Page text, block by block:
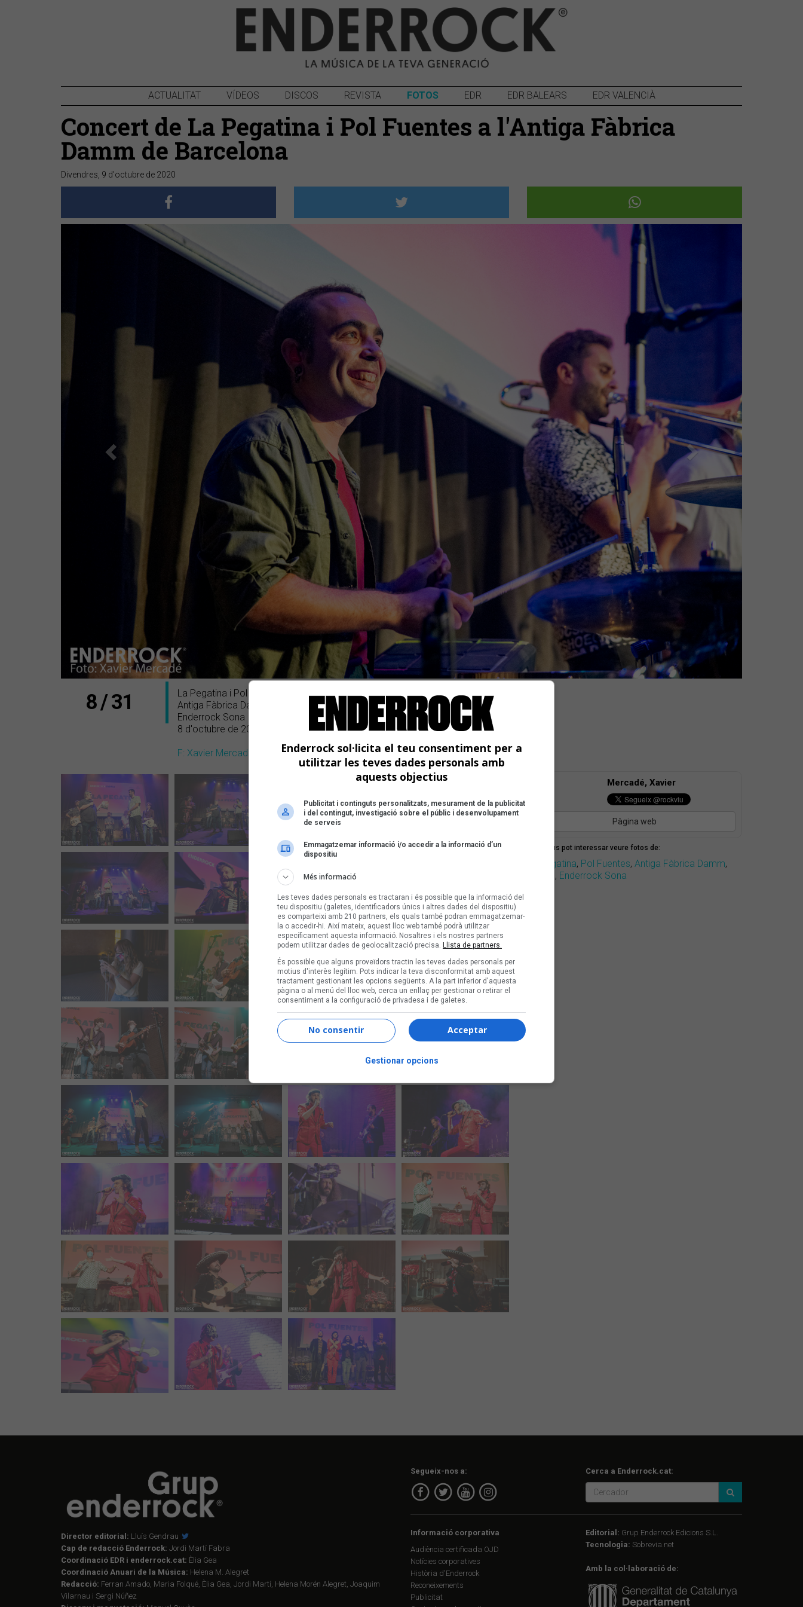
ACTUALITAT VÍDEOS DISCOS REVISTA FOTOS EDR EDR BALEARS EDR VALENCIÀ
Concert de La Pegatina i Pol Fuentes a l'Antiga Fàbrica
Damm de Barcelona
Divendres, 9 d'octubre de 2020
Anterior
8 / 31
La Pegatina i Pol Fuentes
Antiga Fàbrica Damm (Barcelona)
Enderrock Sona
8 d'octubre de 2020
F: Xavier Mercadé
Mercadé, Xavier
Pàgina web
També us pot interessar veure fotos de:
La Pegatina, Pol Fuentes, Antiga Fàbrica Damm,
, Enderrock Sona
Director editorial: Lluís Gendrau
Cap de redacció Enderrock: Jordi Martí Fabra
Coordinació EDR i enderrock.cat: Èlia Gea
Coordinació Anuari de la Música: Helena M. Alegret
Redacció: Ferran Amado, Maria Folqué, Èlia Gea, Jordi Martí, Helena Morén Alegret, Joaquim
Vilarnau i Sergi Núñez
Segueix-nos a: Cerca a Enderrock.cat:
Informació corporativa
Audiència certificada OJD
Notícies corporatives
Història d'Enderrock
Reconeixements
Publicitat
Editorial: Grup Enderrock Edicions S.L.
Tecnologia: Sobrevia.net
Amb la col·laboració de:
Enderrock sol·licita el teu consentiment per a
utilitzar les teves dades personals amb
aquests objectius
Publicitat i continguts personalitzats, mesurament de la publicitat
i del contingut, investigació sobre el públic i desenvolupament
de serveis
Emmagatzemar informació i/o accedir a la informació d’un
dispositiu
Més informació
Les teves dades personals es tractaran i és possible que la informació del
teu dispositiu (galetes, identificadors únics i altres dades del dispositiu)
es comparteixi amb 210 partners, els quals també podran emmagatzemar-
la o accedir-hi. Així mateix, aquest lloc web també podrà utilitzar
específicament aquesta informació. Nosaltres i els nostres partners
podem utilitzar dades de geolocalització precisa. Llista de partners.
És possible que alguns proveïdors tractin les teves dades personals per
motius d'interès legítim. Pots indicar la teva disconformitat amb aquest
tractament gestionant les opcions següents. A la part inferior d'aquesta
pàgina o al menú del lloc web, cerca un enllaç per gestionar o retirar el
consentiment a la configuració de privadesa i de galetes.
Acceptar
No consentir
Gestionar opcions